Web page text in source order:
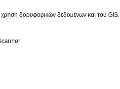
δορυφορικών δεδομένων και του GIS.
Scanner